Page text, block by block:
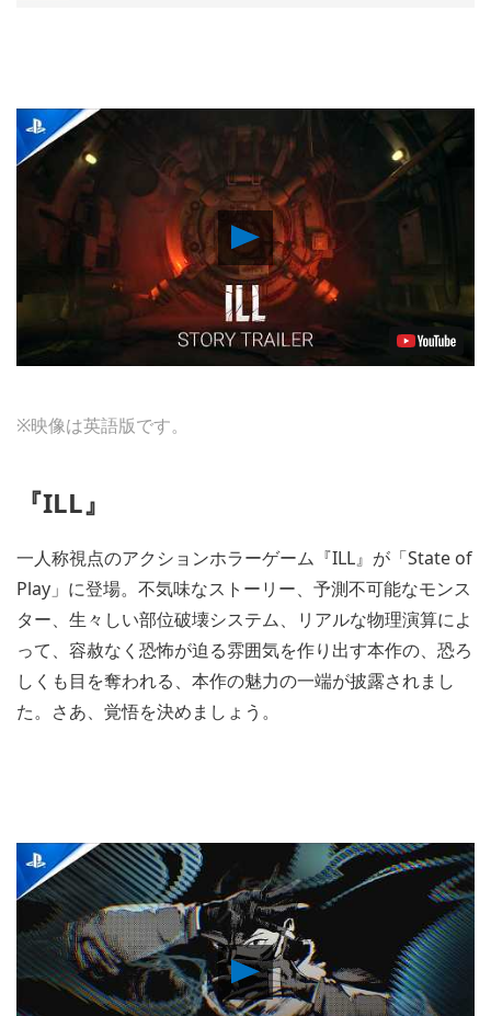
Play
Video
※映像は英語版です。
『ILL』
一人称視点のアクションホラーゲーム『ILL』が「State of
Play」に登場。不気味なストーリー、予測不可能なモンス
ター、生々しい部位破壊システム、リアルな物理演算によ
って、容赦なく恐怖が迫る雰囲気を作り出す本作の、恐ろ
しくも目を奪われる、本作の魅力の一端が披露されまし
た。さあ、覚悟を決めましょう。
Play
Video